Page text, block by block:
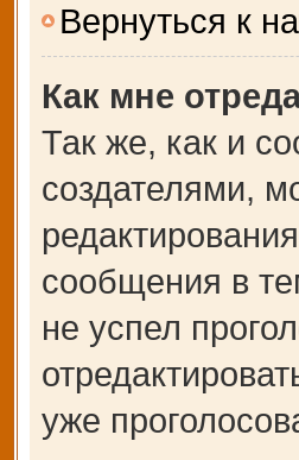
Вернуться к
Как мне
Так же, как и
создателями,
сообщения в
не успел
уже